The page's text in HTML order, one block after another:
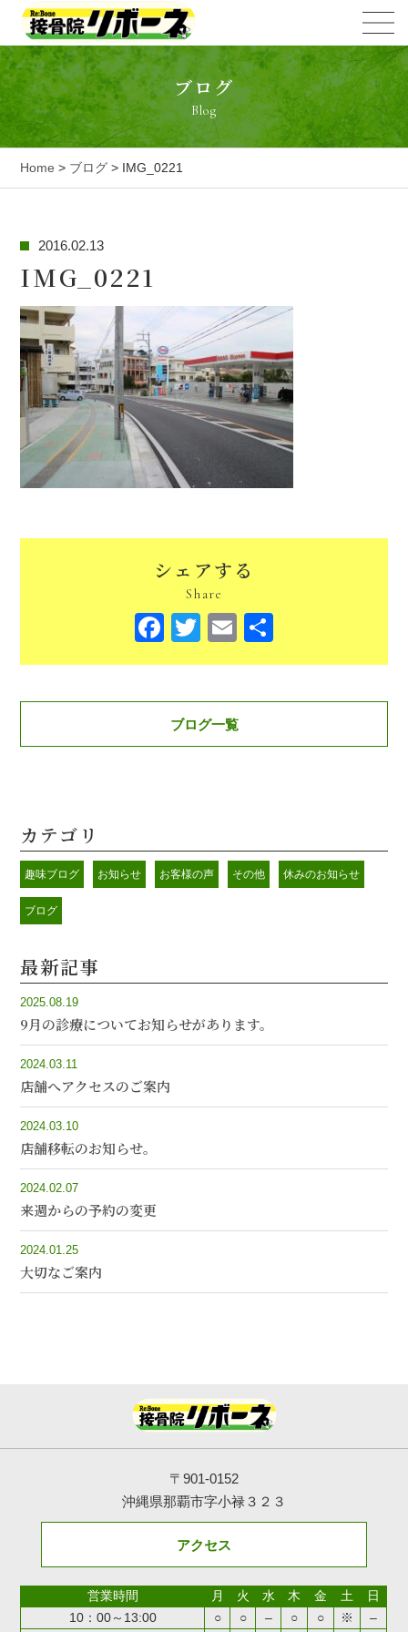
ブログ
Blog
Home > ブログ > IMG_0221
2016.02.13
IMG_0221
シェアする
Share
Facebook
TwitterEmail
有
ブログ一覧
カテゴリ
趣味ブログ お知らせ お客様の声 その他 休みのお知らせ
ブログ
最新記事
2025.08.19
9月の診療についてお知らせがあります。
2024.03.11
店舗へアクセスのご案内
2024.03.10
店舗移転のお知らせ。
2024.02.07
来週からの予約の変更
2024.01.25
大切なご案内
〒901-0152
沖縄県那覇市字小禄３２３
アクセス
営業時間 月 火 水 木 金 土
日
10：00～13:00
○ ○ – ○ ○ ※ –